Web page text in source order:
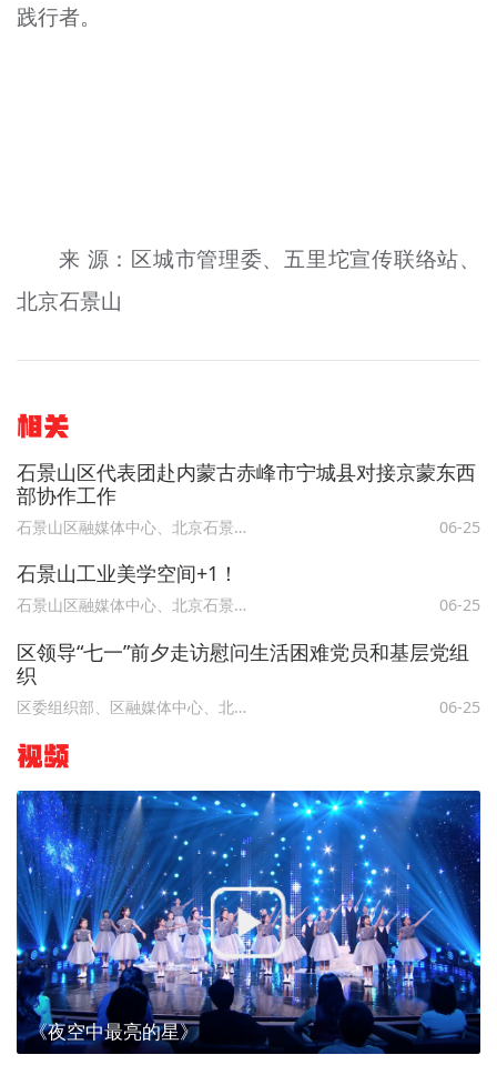
践行者。
来 源：区城市管理委、五里坨宣传联络站、
北京石景山
相关
石景山区代表团赴内蒙古赤峰市宁城县对接京蒙东西
部协作工作
石景山区融媒体中心、北京石景山 06-25
石景山工业美学空间+1！
石景山区融媒体中心、北京石景山 06-25
区领导“七一”前夕走访慰问生活困难党员和基层党组
织
区委组织部、区融媒体中心、北京石景山 06-25
视频
《夜空中最亮的星》